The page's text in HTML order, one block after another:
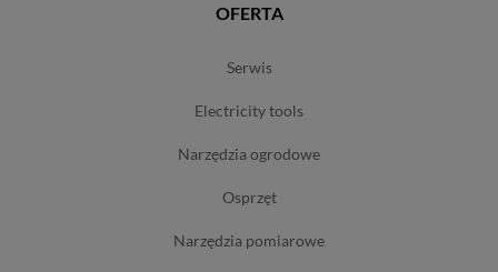
OFERTA
serwis
electricity tools
narzędzia ogrodowe
osprzęt
narzędzia pomiarowe